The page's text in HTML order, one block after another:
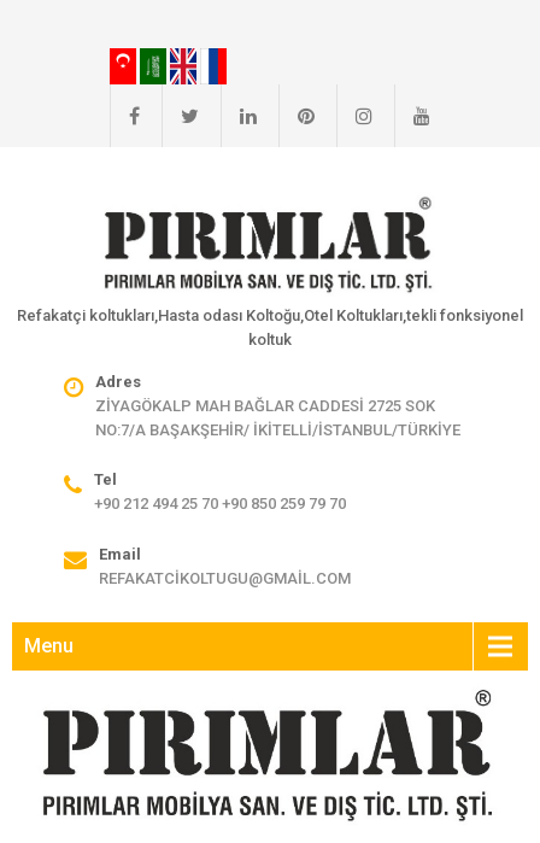
Refakatçi koltukları,Hasta odası Koltoğu,Otel Koltukları,tekli fonksiyonel
koltuk
Adres
ZİYAGÖKALP MAH BAĞLAR CADDESİ 2725 SOK
NO:7/A BAŞAKŞEHİR/ İKİTELLİ/İSTANBUL/TÜRKİYE
Tel
+90 212 494 25 70 +90 850 259 79 70
Email
REFAKATCIKOLTUGU@GMAIL.COM
Menu